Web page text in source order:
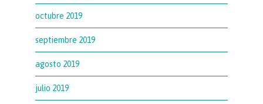
octubre 2019
septiembre 2019
agosto 2019
julio 2019